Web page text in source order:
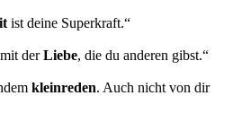
ist deine Superkraft.“
derLiebe, die du anderen gibst.“
kleinreden. Auch nicht von dir